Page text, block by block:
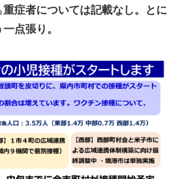
重症者については記載なし。とに
点張り。